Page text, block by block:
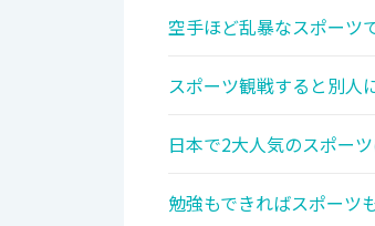
空手ほど乱暴なスポーツ
スポーツ観戦すると別人
日本で2大人気のスポー
勉強もできればスポーツ